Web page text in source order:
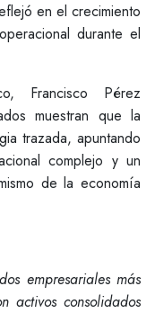
en el crecimiento
durante el
Francisco Pérez
muestran que la
trazada, apuntando
complejo y un
de la economía
empresariales más
activos consolidados